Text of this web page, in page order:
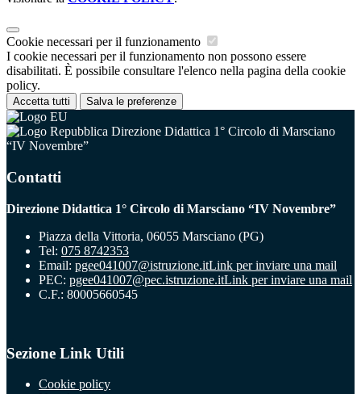
Cookie necessari per il funzionamento
I cookie necessari per il funzionamento non possono essere
disabilitati. È possibile consultare l'elenco nella pagina della cookie
policy.
Accetta tutti Salva le preferenze
Direzione Didattica 1° Circolo di Marsciano
“IV Novembre”
Contatti
Direzione Didattica 1° Circolo di Marsciano “IV Novembre”
Piazza della Vittoria, 06055 Marsciano (PG)
Tel: 075 8742353
Email: pgee041007@istruzione.itLink per inviare una mail
PEC: pgee041007@pec.istruzione.itLink per inviare una mail
C.F.: 80005660545
Sezione Link Utili
Cookie policy